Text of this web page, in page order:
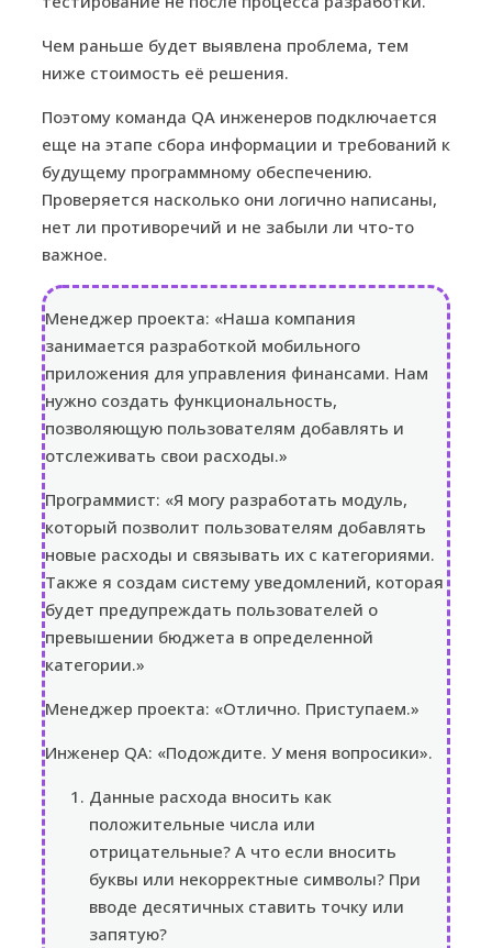
Чем раньше будет выявлена проблема, тем
ниже стоимость её решения.
Поэтому команда QA инженеров подключается
еще на этапе сбора информации и требований к
будущему программному обеспечению.
Проверяется насколько они логично написаны,
нет ли противоречий и не забыли ли что-то
важное.
Менеджер проекта: «Наша компания
занимается разработкой мобильного
приложения для управления финансами. Нам
нужно создать функциональность,
позволяющую пользователям добавлять и
отслеживать свои расходы.»
Программист: «Я могу разработать модуль,
который позволит пользователям добавлять
новые расходы и связывать их с категориями.
Также я создам систему уведомлений, которая
будет предупреждать пользователей о
превышении бюджета в определенной
категории.»
Менеджер проекта: «Отлично. Приступаем.»
Инженер QA: «Подождите. У меня вопросики».
Данные расхода вносить как
положительные числа или
отрицательные? А что если вносить
буквы или некорректные символы? При
вводе десятичных ставить точку или
запятую?